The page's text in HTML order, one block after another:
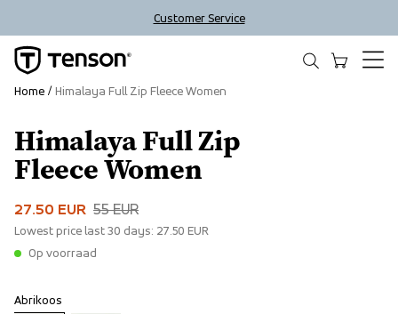
Customer Service
Himalaya Full Zip
Fleece Women
27.50 EUR 55 EUR
Lowest price last 30 days: 27.50 EUR
Op voorraad
Abrikoos
Home Himalaya Full Zip Fleece Women
Sale